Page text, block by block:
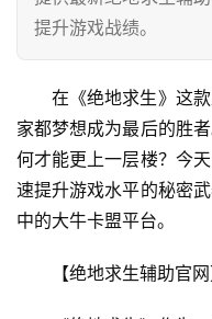
提升游戏战绩。
在《绝地求生》这
家都梦想成为最后的胜
何才能更上一层楼？今
速提升游戏水平的秘密
中的大牛卡盟平台。
【绝地求生辅助官